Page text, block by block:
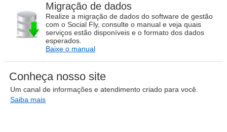
Migração de dados
Realize a migração de dados do software de gestão
com o Social Fly, consulte o manual e veja quais
serviços estão disponíveis e o formato dos dados
esperados.
Baixe o manual
Conheça nosso site
Um canal de informações e atendimento criado para você.
Saiba mais